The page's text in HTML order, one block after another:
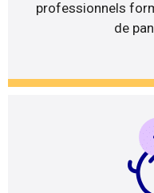
professionnels
de